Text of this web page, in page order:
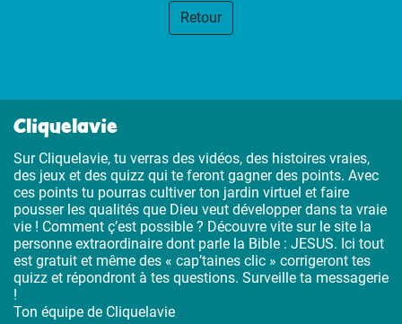
Retour
Cliquelavie
Sur Cliquelavie, tu verras des vidéos, des histoires vraies,
des jeux et des quizz qui te feront gagner des points. Avec
ces points tu pourras cultiver ton jardin virtuel et faire
pousser les qualités que Dieu veut développer dans ta vraie
vie ! Comment ç’est possible ? Découvre vite sur le site la
personne extraordinaire dont parle la Bible : JESUS. Ici tout
est gratuit et même des « cap’taines clic » corrigeront tes
quizz et répondront à tes questions. Surveille ta messagerie
!
Ton équipe de Cliquelavie